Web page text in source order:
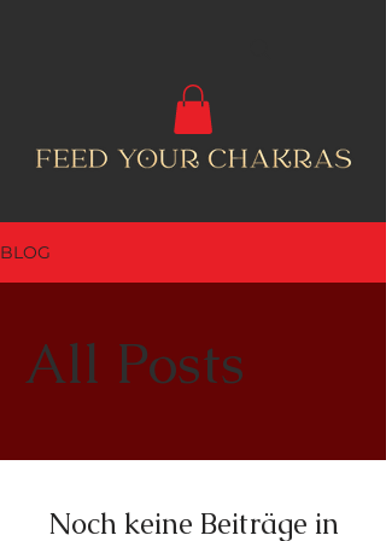
BLOG
All Posts
Noch keine Beiträge in